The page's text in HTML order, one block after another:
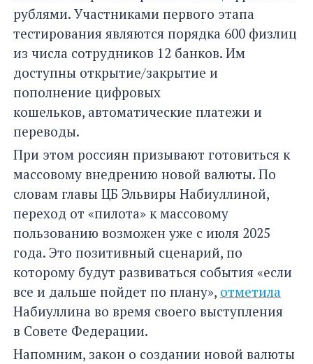
рублями. Участниками первого этапа
тестирования являются порядка 600 физлиц
из числа сотрудников 12 банков. Им
доступны открытие/закрытие и
пополнение цифровых
кошельков, автоматические платежи и
переводы.
При этом россиян призывают готовиться к
массовому внедрению новой валюты. По
словам главы ЦБ Эльвиры Набиуллиной,
переход от «пилота» к массовому
пользованию возможен уже с июля 2025
года. Это позитивный сценарий, по
которому будут развиваться события «если
все и дальше пойдет по плану», отметила
Набиуллина во время своего выступления
в Совете Федерации.
Напомним, закон о создании новой валюты